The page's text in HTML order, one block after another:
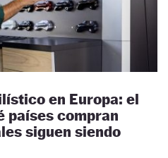
en Europa: el
países compran
siguen siendo